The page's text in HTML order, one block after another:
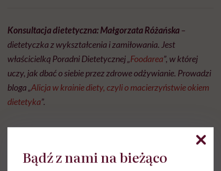
Konsultacja dietetyczna: Małgorzata Różańska–
dietetyczka z wykształcenia i zamiłowania. Jest
właścicielką Poradni Dietetycznej „Foodarea”, w której
uczy, jak dbać o siebie przez zdrowe odżywianie. Prowadzi
bloga „Alicja w krainie diety, czyli o macierzyństwie okiem
dietetyka”.
Bądź z nami na bieżąco